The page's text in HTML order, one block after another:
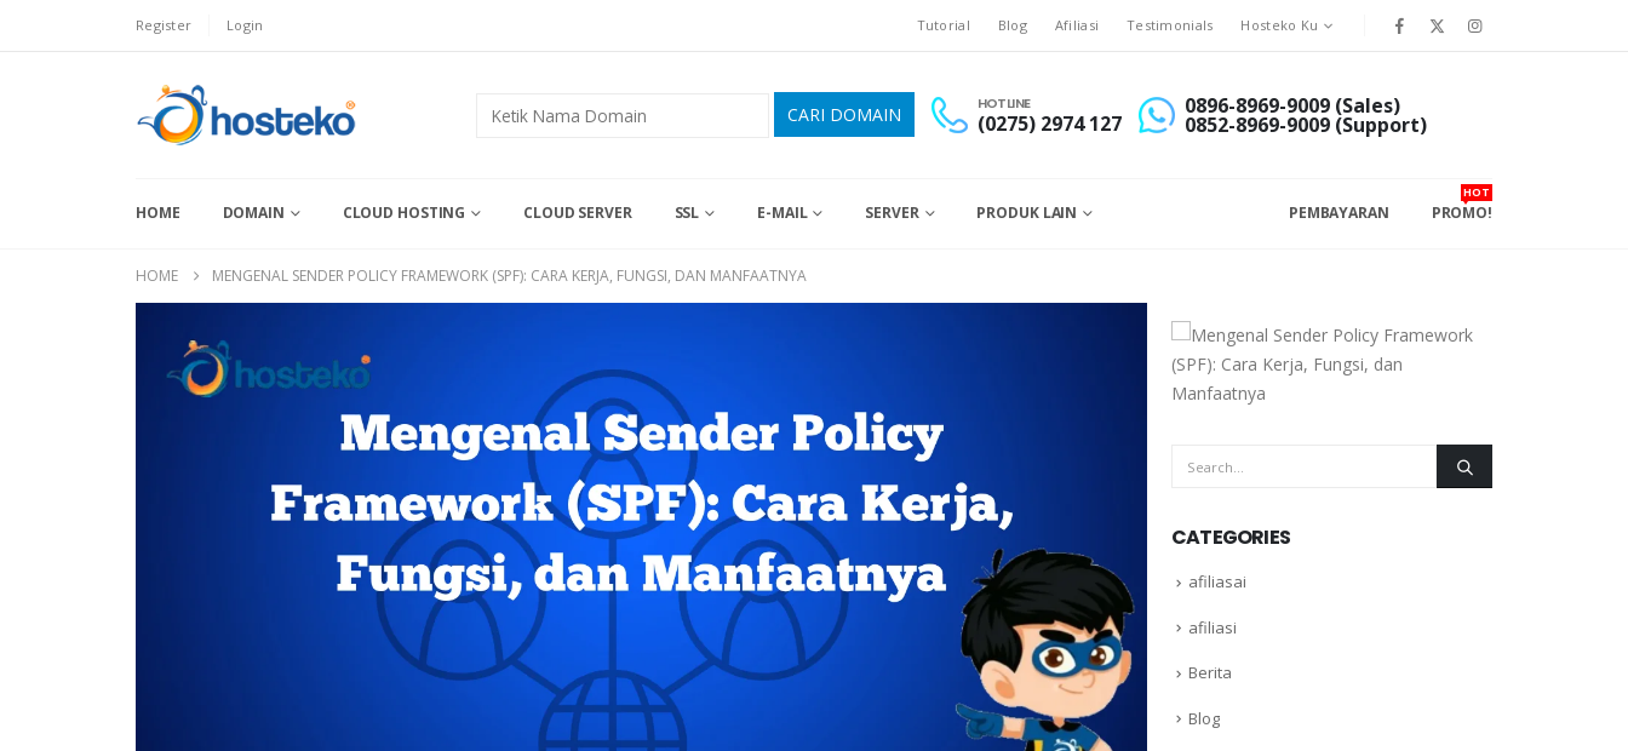
Register Login Tutorial Blog Afiliasi Testimonials Hosteko Ku
HOTLINE
(0275) 2974 127
0896-8969-9009 (Sales)
0852-8969-9009 (Support)
HOME DOMAIN CLOUD HOSTING CLOUD SERVER SSL E-MAIL SERVER PRODUK LAIN PEMBAYARAN PROMO!
HOT
HOME MENGENAL SENDER POLICY FRAMEWORK (SPF): CARA KERJA, FUNGSI, DAN MANFAATNYA
CATEGORIES
afiliasai
afiliasi
Berita
Blog